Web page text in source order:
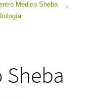
Médico Sheba
>